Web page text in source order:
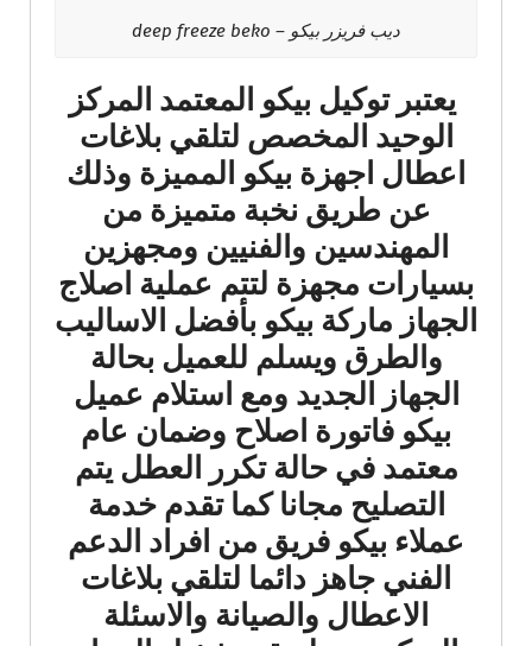
ديب فريزر بيكو – deep freeze beko
يعتبر توكيل بيكو المعتمد المركز
الوحيد المخصص لتلقي بلاغات
اعطال اجهزة بيكو المميزة وذلك
عن طريق نخبة متميزة من
المهندسين والفنيين ومجهزين
بسيارات مجهزة لتتم عملية اصلاج
الجهاز ماركة بيكو بأفضل الاساليب
والطرق ويسلم للعميل بحالة
الجهاز الجديد ومع استلام عميل
بيكو فاتورة اصلاح وضمان عام
معتمد في حالة تكرر العطل يتم
التصليح مجانا كما تقدم خدمة
عملاء بيكو فريق من افراد الدعم
الفني جاهز دائما لتلقي بلاغات
الاعطال والصيانة والاسئلة